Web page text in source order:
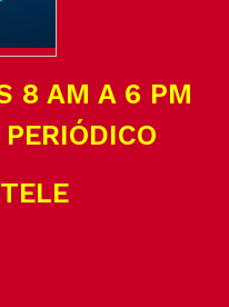
8 AM A 6 PM